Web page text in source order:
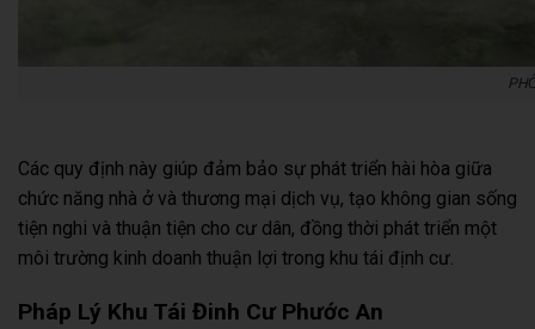
Các quy định này giúp đảm bảo sự phát triển hài hòa giữa
chức năng nhà ở và thương mại dịch vụ, tạo không gian sống
tiện nghi và thuận tiện cho cư dân, đồng thời phát triển một
môi trường kinh doanh thuận lợi trong khu tái định cư.
Pháp Lý Khu Tái Đinh Cư Phước An